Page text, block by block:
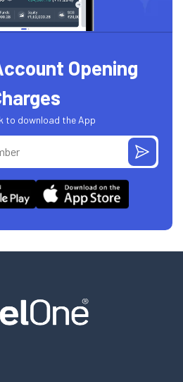
Opening
to download the App